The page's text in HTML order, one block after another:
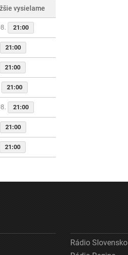
vysielame
21:00
21:00
21:00
21:00
21:00
21:00
21:00
Rádio Slovensko